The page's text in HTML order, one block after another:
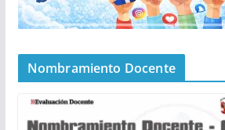
Nombramiento Docente